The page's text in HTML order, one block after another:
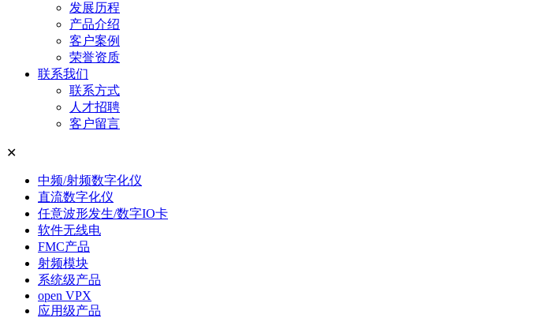
发展历程
产品介绍
客户案例
荣誉资质
联系我们
联系方式
人才招聘
客户留言
✕
中频/射频数字化仪
直流数字化仪
任意波形发生/数字IO卡
软件无线电
FMC产品
射频模块
系统级产品
open VPX
应用级产品